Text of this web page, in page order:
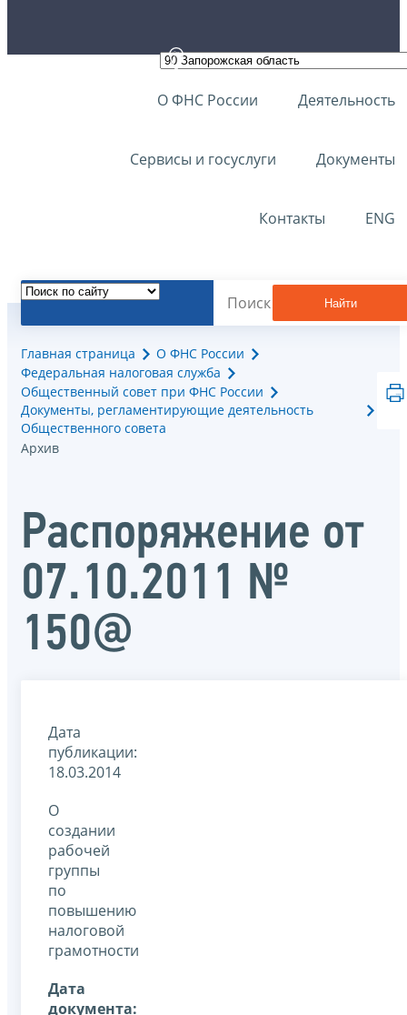
О ФНС России Деятельность
Сервисы и госуслуги Документы
Контакты ENG
Найти
Главная страница
О ФНС России
Федеральная налоговая служба
Общественный совет при ФНС России
Документы, регламентирующие деятельность
Общественного совета
Архив
Распоряжение от
07.10.2011 №
150@
Дата
публикации:
18.03.2014
О
создании
рабочей
группы
по
повышению
налоговой
грамотности
Дата
документа: